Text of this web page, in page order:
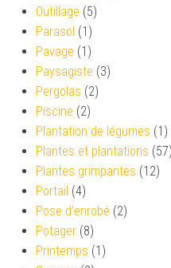
Outillage (5)
Parasol (1)
Pavage (1)
Paysagiste (3)
Pergolas (2)
Piscine (2)
Plantation de légumes (1)
Plantes et plantations (57)
Plantes grimpantes (12)
Portail (4)
Pose d'enrobé (2)
Potager (8)
Printemps (1)